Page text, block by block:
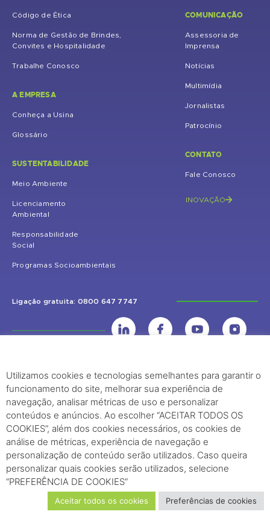
Código de Ética
Norma de Gestão de Brindes,
Convites e Hospitalidade
Trabalhe Conosco
A EMPRESA
Conheça a Usina
Glossário
SUSTENTABILIDADE
Meio Ambiente
Licenciamento
Ambiental
Responsabilidade
Social
Programas Socioambientais
COMUNICAÇÃO
Assessoria de
Imprensa
Notícias
Multimídia
Jornalistas
Patrocínio
CONTATO
Fale Conosco
INOVAÇÃO
Ligação gratuita: 0800 647 7747
UHE Jirau
Rodovia BR-364, KM 824 S/Nº - Distrito de Jaci Paraná – Porto Velho
(RO) – CEP: 76840-000 – Telefone: (69) 2182.8600
Edifício Palácio Austregésilo de Athayde Av. Presidente Wilson, 231 -
29º Andar, Sala 2904, Centro - Rio de Janeiro, RJ Cep - 20030-021
Utilizamos cookies e tecnologias semelhantes para garantir o
funcionamento do site, melhorar sua experiência de
navegação, analisar métricas de uso e personalizar
conteúdos e anúncios. Ao escolher “ACEITAR TODOS OS
COOKIES”, além dos cookies necessários, os cookies de
análise de métricas, experiência de navegação e
personalização de conteúdo serão utilizados. Caso queira
personalizar quais cookies serão utilizados, selecione
“PREFERÊNCIA DE COOKIES”
Aceitar todos os cookies Preferências de cookies